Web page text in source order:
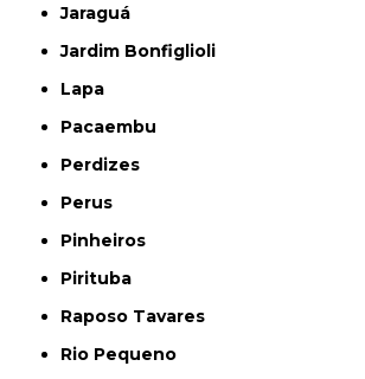
Jaraguá
Jardim Bonfiglioli
Lapa
Pacaembu
Perdizes
Perus
Pinheiros
Pirituba
Raposo Tavares
Rio Pequeno